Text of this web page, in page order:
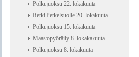
Polkujuoksu 22. lokakuuta
Retki Petkelsuolle 20. lokakuuta
Polkujuoksu 15. lokakuuta
Maastopyöräily 8. lokakakuuta
Polkujuoksu 8. lokakuuta